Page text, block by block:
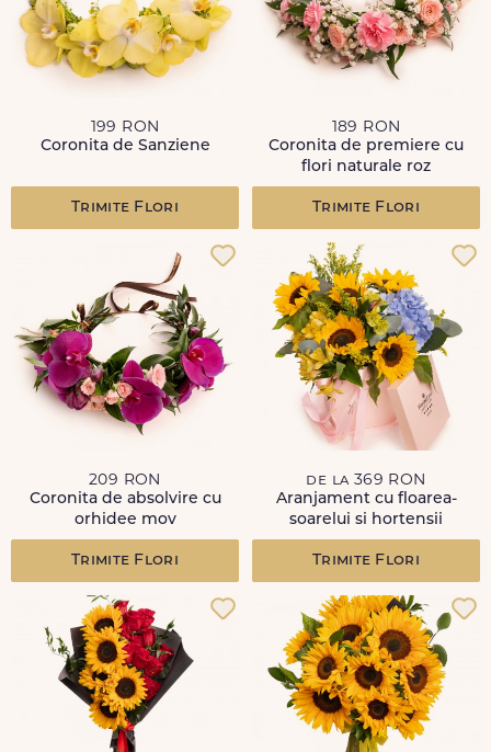
199 RON
Coronita de Sanziene
Trimite Flori
189 RON
Coronita de premiere cu
flori naturale roz
Trimite Flori
209 RON
Coronita de absolvire cu
orhidee mov
Trimite Flori
de la 369 RON
Aranjament cu floarea-
soarelui si hortensii
Trimite Flori